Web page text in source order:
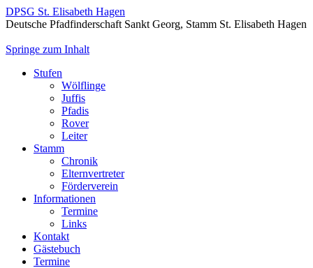
DPSG St. Elisabeth Hagen
Deutsche Pfadfinderschaft Sankt Georg, Stamm St. Elisabeth Hagen
Springe zum Inhalt
Stufen
Wölflinge
Juffis
Pfadis
Rover
Leiter
Stamm
Chronik
Elternvertreter
Förderverein
Informationen
Termine
Links
Kontakt
Gästebuch
Termine